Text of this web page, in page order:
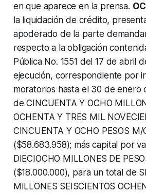
en que aparece en la prensa.
la liquidación de crédito,
apoderado de la parte
respecto a la obligación
Pública No. 1551 del 17 de abril
ejecución, correspondiente por
moratorios hasta el 30 de enero
de CINCUENTA Y OCHO
OCHENTA Y TRES MIL
CINCUENTA Y OCHO PESOS M/
($58.683.958); más capital por
DIECIOCHO MILLONES DE
($18.000.000), para un total de
MILLONES SEISCIENTOS